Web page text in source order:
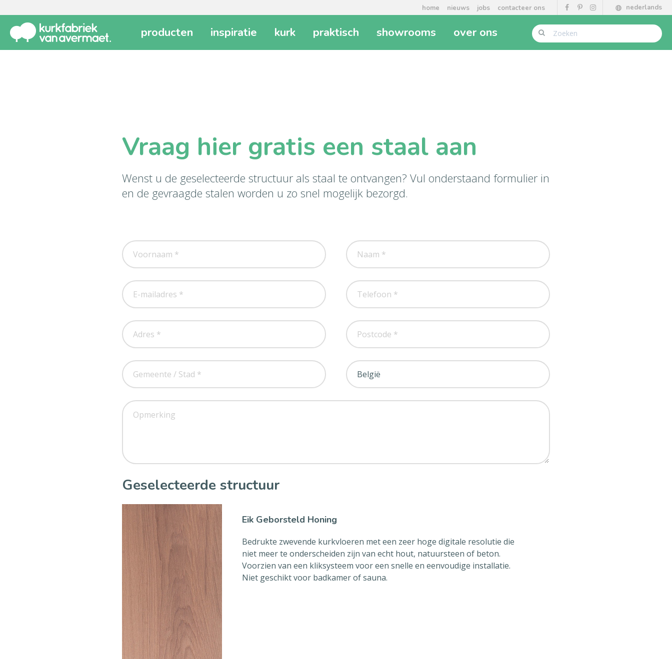
nederlands
home nieuws jobs contacteer ons
producten inspiratie kurk praktisch showrooms over ons
Vraag hier gratis een staal aan
Wenst u de geselecteerde structuur als staal te ontvangen? Vul onderstaand formulier in
en de gevraagde stalen worden u zo snel mogelijk bezorgd.
Geselecteerde structuur
Eik Geborsteld Honing
Bedrukte zwevende kurkvloeren met een zeer hoge digitale resolutie die
niet meer te onderscheiden zijn van echt hout, natuursteen of beton.
Voorzien van een kliksysteem voor een snelle en eenvoudige installatie.
Niet geschikt voor badkamer of sauna.